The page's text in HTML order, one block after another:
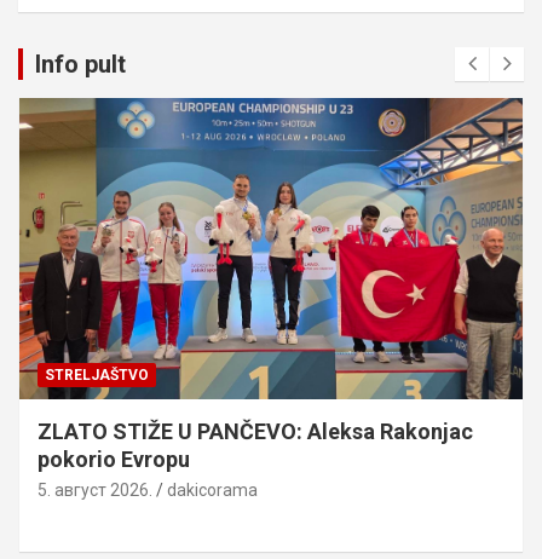
Info pult
STRELJAŠTVO
ZLATO STIŽE U PANČEVO: Aleksa Rakonjac
pokorio Evropu
5. август 2026. dakicorama